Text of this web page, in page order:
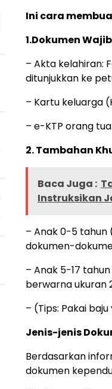
Ini cara
1.Dokumen
– Akta kelahiran:
ditunjukkan ke
– Kartu keluarga
– e-KTP orang
2. Tambahan
Baca Juga :
Instruksikan
– Anak 0-5 tahun
dokumen-
– Anak 5-17
berwarna ukuran
– (Tips: Pakai
Jenis-jenis
Berdasarkan
dokumen